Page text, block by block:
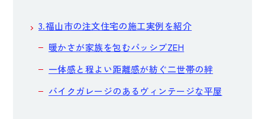
3.福山市の注文住宅の施工実例を紹介
暖かさが家族を包むパッシブZEH
一体感と程よい距離感が紡ぐ二世帯の絆
バイクガレージのあるヴィンテージな平屋